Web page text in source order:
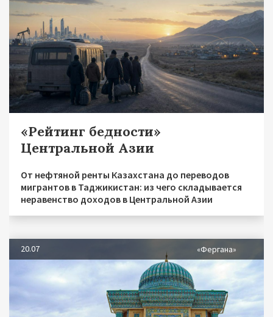
«Рейтинг бедности»
Центральной Азии
От нефтяной ренты Казахстана до переводов
мигрантов в Таджикистан: из чего складывается
неравенство доходов в Центральной Азии
20.07 «Фергана»